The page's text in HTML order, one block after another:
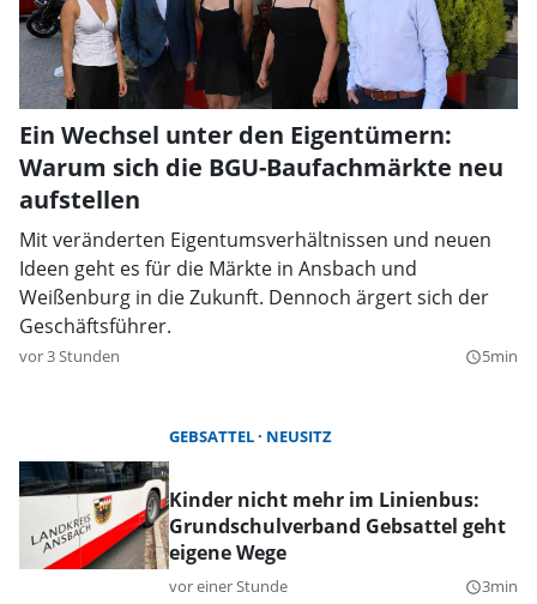
Ein Wechsel unter den Eigentümern:
Warum sich die BGU-Baufachmärkte neu
aufstellen
Mit veränderten Eigentumsverhältnissen und neuen
Ideen geht es für die Märkte in Ansbach und
Weißenburg in die Zukunft. Dennoch ärgert sich der
Geschäftsführer.
vor 3 Stunden query_builder5min
GEBSATTEL NEUSITZ
Kinder nicht mehr im Linienbus:
Grundschulverband Gebsattel geht
eigene Wege
vor einer Stunde query_builder3min